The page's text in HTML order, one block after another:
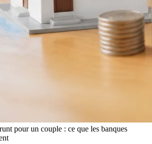
pour un couple : ce que les banques